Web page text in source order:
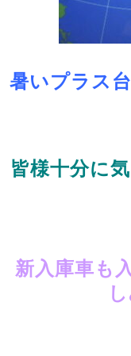
暑いプラス
皆様十分に
新入庫車も